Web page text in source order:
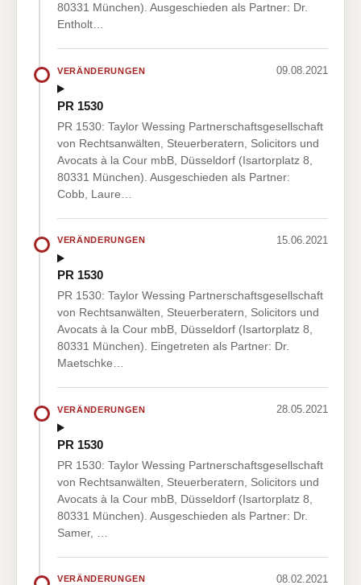
80331 München). Ausgeschieden als Partner: Dr.
Entholt…
VERÄNDERUNGEN 09.08.2021
PR 1530
PR 1530: Taylor Wessing Partnerschaftsgesellschaft
von Rechtsanwälten, Steuerberatern, Solicitors und
Avocats à la Cour mbB, Düsseldorf (Isartorplatz 8,
80331 München). Ausgeschieden als Partner:
Cobb, Laure…
VERÄNDERUNGEN 15.06.2021
PR 1530
PR 1530: Taylor Wessing Partnerschaftsgesellschaft
von Rechtsanwälten, Steuerberatern, Solicitors und
Avocats à la Cour mbB, Düsseldorf (Isartorplatz 8,
80331 München). Eingetreten als Partner: Dr.
Maetschke…
VERÄNDERUNGEN 28.05.2021
PR 1530
PR 1530: Taylor Wessing Partnerschaftsgesellschaft
von Rechtsanwälten, Steuerberatern, Solicitors und
Avocats à la Cour mbB, Düsseldorf (Isartorplatz 8,
80331 München). Ausgeschieden als Partner: Dr.
Samer, …
VERÄNDERUNGEN 08.02.2021